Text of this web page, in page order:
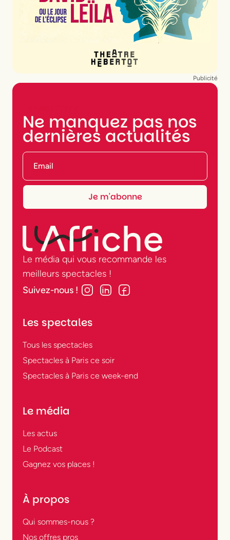
Publicité
Ne manquez pas nos
dernières actualités
Le média qui vous recommande les
meilleurs spectacles !
Suivez-nous !
Les spectales
Tous les spectacles
Spectacles à Paris ce soir
Spectacles à Paris ce week-end
Le média
Les actus
Le Podcast
Gagnez vos places !
À propos
Qui sommes-nous ?
Nos offres pros